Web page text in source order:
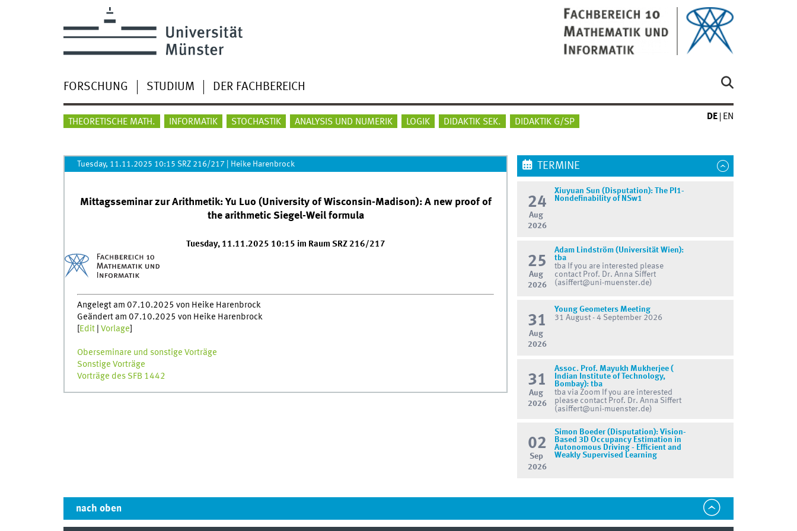
FORSCHUNG STUDIUM DER FACHBEREICH
THEORETISCHE MATH. INFORMATIK STOCHASTIK ANALYSIS UND NUMERIK LOGIK DIDAKTIK SEK. DIDAKTIK G/SP
DE EN
Tuesday, 11.11.2025 10:15 SRZ 216/217 Heike Harenbrock
Mittagsseminar zur Arithmetik: Yu Luo (University of Wisconsin-Madison): A new proof of
the arithmetic Siegel-Weil formula
Tuesday, 11.11.2025 10:15 im Raum SRZ 216/217
Angelegt am 07.10.2025 von Heike Harenbrock
Geändert am 07.10.2025 von Heike Harenbrock
Edit| Vorlage
Oberseminare und sonstige Vorträge
Sonstige Vorträge
Vorträge des SFB 1442
TERMINE
24
Aug
2026
Xiuyuan Sun (Disputation): The PI1-
Nondefinability of NSw1
25
Aug
2026
Adam Lindström (Universität Wien):
tba
tba If you are interested please
contact Prof. Dr. Anna Siffert
(asiffert@uni-muenster.de)
31
Aug
2026
Young Geometers Meeting
31 August - 4 September 2026
31
Aug
2026
Assoc. Prof. Mayukh Mukherjee (
Indian Institute of Technology,
Bombay): tba
tba via Zoom If you are interested
please contact Prof. Dr. Anna Siffert
(asiffert@uni-muenster.de)
02
Sep
2026
Simon Boeder (Disputation): Vision-
Based 3D Occupancy Estimation in
Autonomous Driving - Efficient and
Weakly Supervised Learning
nach oben